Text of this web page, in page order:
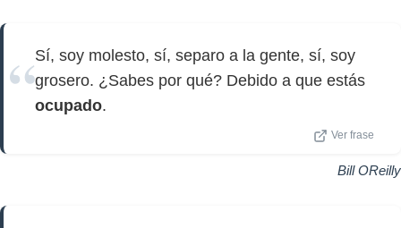
Sí, soy molesto, sí, separo a la gente, sí, soy
grosero. ¿Sabes por qué? Debido a que estás
ocupado.
Ver frase
Bill OReilly